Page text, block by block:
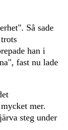
Så sade
han i
fast nu lade
mer.
steg under